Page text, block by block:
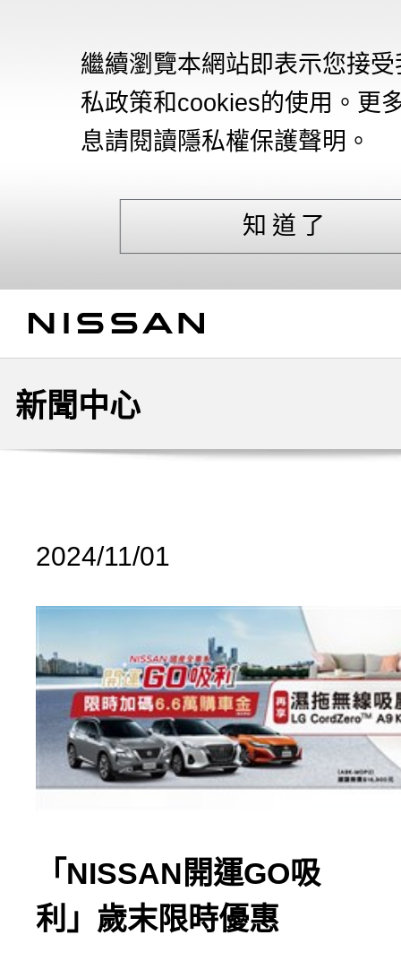
繼續瀏覽本網站即表示您接
私政策和cookies的使用。更
息請閱讀隱私權保護聲明。
知道了
新聞中心
2024/11/01
「NISSAN開運GO吸
利」歲末限時優惠